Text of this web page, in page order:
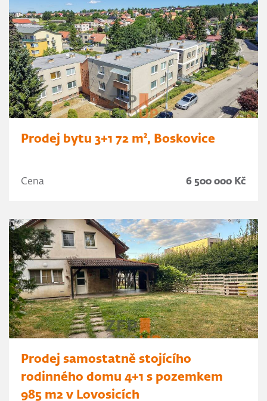
Prodej bytu 3+1 72 m², Boskovice
Cena 6 500 000 Kč
Prodej samostatně stojícího
rodinného domu 4+1 s pozemkem
985 m2 v Lovosicích